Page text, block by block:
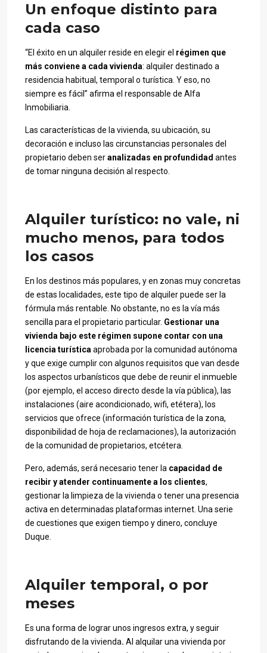
Un enfoque distinto para
cada caso
“El éxito en un alquiler reside en elegir el régimen que
más conviene a cada vivienda: alquiler destinado a
residencia habitual, temporal o turística. Y eso, no
siempre es fácil” afirma el responsable de Alfa
Inmobiliaria.
Las características de la vivienda, su ubicación, su
decoración e incluso las circunstancias personales del
propietario deben seranalizadas en profundidad antes
de tomar ninguna decisión al respecto.
Alquiler turístico: no vale, ni
mucho menos, para todos
los casos
En los destinos más populares, y en zonas muy concretas
de estas localidades, este tipo de alquiler puede ser la
fórmula más rentable. No obstante, no es la vía más
sencilla para el propietario particular. Gestionar una
vivienda bajo este régimen supone contar con una
licencia turísticaaprobada por la comunidad autónoma
y que exige cumplir con algunos requisitos que van desde
los aspectos urbanísticos que debe de reunir el inmueble
(por ejemplo, el acceso directo desde la vía pública), las
instalaciones (aire acondicionado, wifi, etétera), los
servicios que ofrece (información turística de la zona,
disponibilidad de hoja de reclamaciones), la autorización
de la comunidad de propietarios, etcétera.
Pero, además, será necesario tener la capacidad de
recibir y atender continuamente a los clientes,
gestionar la limpieza de la vivienda o tener una presencia
activa en determinadas plataformas internet. Una serie
de cuestiones que exigen tiempo y dinero, concluye
Duque.
Alquiler temporal, o por
meses
Es una forma de lograr unos ingresos extra, y seguir
disfrutando de la vivienda. Al alquilar una vivienda por